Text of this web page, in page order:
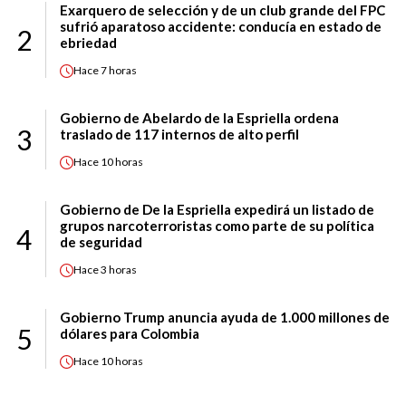
2
Exarquero de selección y de un club grande del FPC
sufrió aparatoso accidente: conducía en estado de
ebriedad
Hace7 horas
3
Gobierno de Abelardo de la Espriella ordena
traslado de 117 internos de alto perfil
Hace 10 horas
4
Gobierno de De la Espriella expedirá un listado de
grupos narcoterroristas como parte de su política
de seguridad
Hace3 horas
5
Gobierno Trump anuncia ayuda de 1.000 millones de
dólares para Colombia
Hace 10 horas